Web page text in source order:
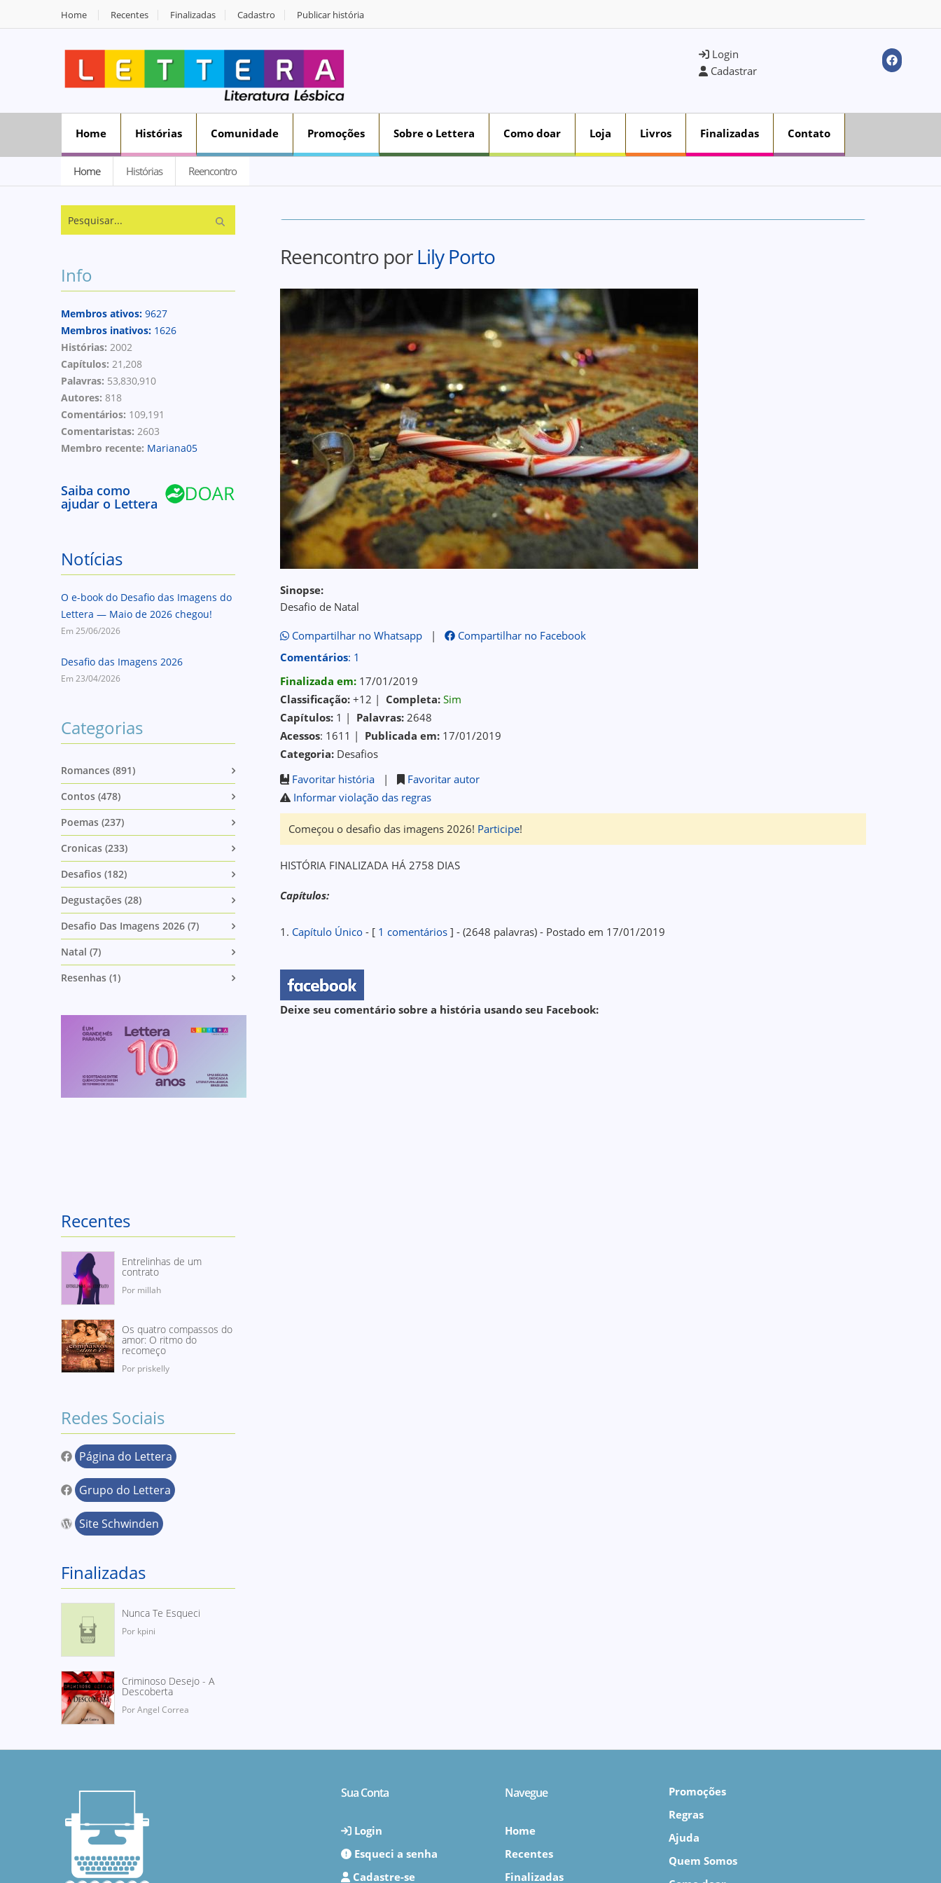
Home Recentes Finalizadas Cadastro Publicar história
Login
Cadastrar
Home Histórias Comunidade Promoções Sobre o Lettera Como doar Loja Livros Finalizadas Contato
Home Histórias Reencontro
Info
Membros ativos: 9627
Membros inativos: 1626
Histórias: 2002
Capítulos: 21,208
Palavras: 53,830,910
Autores: 818
Comentários: 109,191
Comentaristas: 2603
Membro recente: Mariana05
Saiba como
ajudar o Lettera
Notícias
O e-book do Desafio das Imagens do
Lettera — Maio de 2026 chegou!
Em 25/06/2026
Desafio das Imagens 2026
Em 23/04/2026
Categorias
Romances (891)
Contos (478)
Poemas (237)
Cronicas (233)
Desafios (182)
Degustações (28)
Desafio Das Imagens 2026 (7)
Natal (7)
Resenhas (1)
Recentes
Entrelinhas de um
contrato
Por millah
Os quatro compassos do
amor: O ritmo do
recomeço
Por priskelly
Redes Sociais
Página do Lettera
Grupo do Lettera
Site Schwinden
Finalizadas
Nunca Te Esqueci
Por kpini
Criminoso Desejo - A
Descoberta
Por Angel Correa
Reencontro porLily Porto
Sinopse:
Desafio de Natal
Compartilhar no Whatsapp |
Compartilhar no Facebook
Comentários: 1
Finalizada em: 17/01/2019
Classificação: +12 | Completa: Sim
Capítulos: 1 | Palavras: 2648
Acessos: 1611 | Publicada em: 17/01/2019
Categoria: Desafios
Favoritar história |
Favoritar autor
Informar violação das regras
Começou o desafio das imagens 2026! Participe!
HISTÓRIA FINALIZADA HÁ 2758 DIAS
Capítulos:
1. Capítulo Único - [ 1 comentários ] - (2648 palavras) - Postado em 17/01/2019
Deixe seu comentário sobre a história usando seu Facebook:
Sua Conta
Login
Esqueci a senha
Cadastre-se
Navegue
Home
Recentes
Finalizadas
Promoções
Regras
Ajuda
Quem Somos